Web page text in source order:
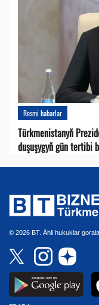
Resmi habarlar
Türkmenistanyň
duşuşygyň gün tertibi
© 2026 BT. Ähli hukuklar